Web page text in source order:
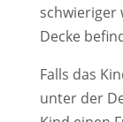
schwieriger
Decke
Falls das
unter der